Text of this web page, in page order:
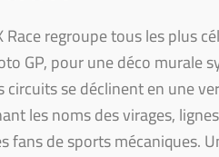
Race regroupe tous les plus
GP, pour une déco murale
circuits se déclinent en une
les noms des virages,
fans de sports mécaniques.